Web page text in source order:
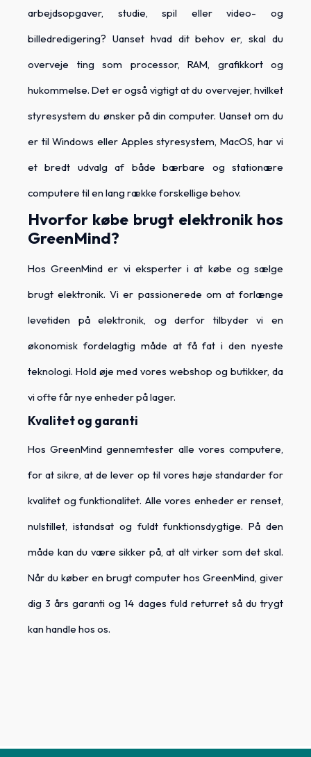
arbejdsopgaver, studie, spil eller video- og
billedredigering? Uanset hvad dit behov er, skal du
overveje ting som processor, RAM, grafikkort og
hukommelse. Det er også vigtigt at du overvejer, hvilket
styresystem du ønsker på din computer. Uanset om du
er til Windows eller Apples styresystem, MacOS, har vi
et bredt udvalg af både bærbare og stationære
computere til en lang række forskellige behov.
Hvorfor købe brugt elektronik hos
GreenMind?
Hos GreenMind er vi eksperter i at købe og sælge
brugt elektronik. Vi er passionerede om at forlænge
levetiden på elektronik, og derfor tilbyder vi en
økonomisk fordelagtig måde at få fat i den nyeste
teknologi. Hold øje med vores webshop og butikker, da
vi ofte får nye enheder på lager.
Kvalitet og garanti
Hos GreenMind gennemtester alle vores computere,
for at sikre, at de lever op til vores høje standarder for
kvalitet og funktionalitet. Alle vores enheder er renset,
nulstillet, istandsat og fuldt funktionsdygtige. På den
måde kan du være sikker på, at alt virker som det skal.
Når du køber en brugt computer hos GreenMind, giver
dig 3 års garanti og 14 dages fuld returret så du trygt
kan handle hos os.